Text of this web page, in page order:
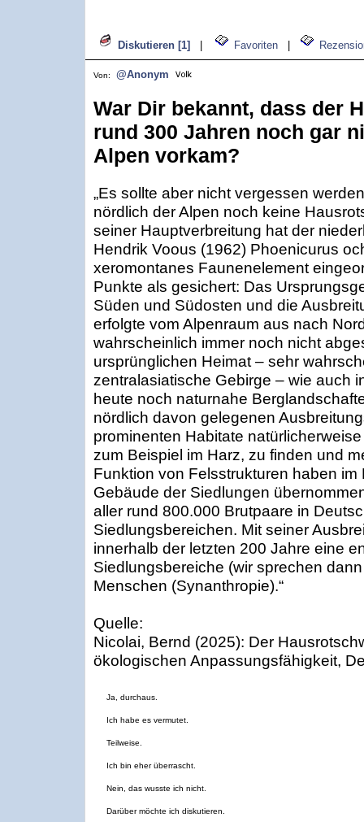
Diskutieren [1] Favoriten
Von: @Anonym
War Dir bekannt, dass der
rund 300 Jahren noch gar
Alpen vorkam?
„Es sollte aber nicht vergessen
nördlich der Alpen noch keine
seiner Hauptverbreitung hat der
Hendrik Voous (1962) Phoenicurus
xeromontanes Faunenelement
Punkte als gesichert: Das
Süden und Südosten und die
erfolgte vom Alpenraum aus nach
wahrscheinlich immer noch nicht
ursprünglichen Heimat – sehr
zentralasiatische Gebirge – wie auch
heute noch naturnahe
nördlich davon gelegenen
prominenten Habitate
zum Beispiel im Harz, zu finden und
Funktion von Felsstrukturen haben
Gebäude der Siedlungen
aller rund 800.000 Brutpaare in
Siedlungsbereichen. Mit seiner
innerhalb der letzten 200 Jahre eine
Siedlungsbereiche (wir sprechen
Menschen (Synanthropie).“
Quelle:
Nicolai, Bernd (2025): Der
ökologischen Anpassungsfähigkeit,
Ja, durchaus.
Ich habe es vermutet.
Teilweise.
Ich bin eher überrascht.
Nein, das wusste ich nicht.
Darüber möchte ich diskutieren.